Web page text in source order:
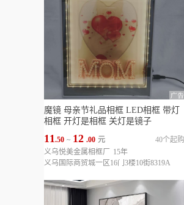
魔镜 母亲节礼品相框 LED相框 带灯
相框 开灯是相框 关灯是镜子
11.50 ~ 12 .00 元
40个起购
义乌悦美金属相框厂
15年
义乌国际商贸城一区16门3楼10街8319A